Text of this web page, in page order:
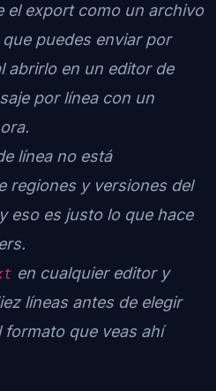
el export como un archivo
puedes enviar por
abrirlo en un editor de
por línea con un
línea no está
regiones y versiones del
eso es justo lo que hace
en cualquier editor y
líneas antes de elegir
formato que veas ahí